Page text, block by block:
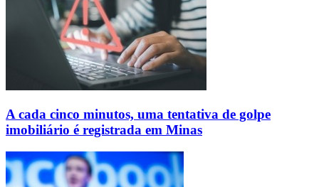
A cada cinco minutos, uma tentativa de golpe
imobiliário é registrada em Minas